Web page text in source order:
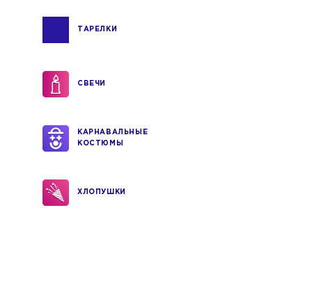
ТАРЕЛКИ
СВЕЧИ
КАРНАВАЛЬНЫЕ
КОСТЮМЫ
ХЛОПУШКИ